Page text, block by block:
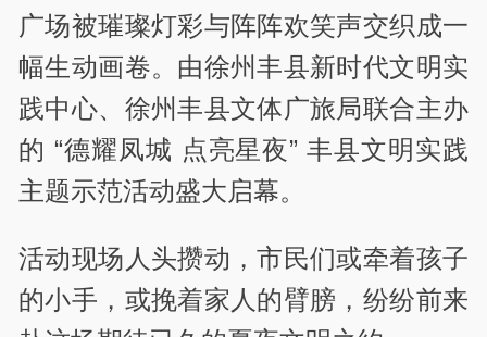
广场被璀璨灯彩与阵阵欢笑声交织成一
幅生动画卷。由徐州丰县新时代文明实
践中心、徐州丰县文体广旅局联合主办
的 “德耀凤城 点亮星夜” 丰县文明实践
主题示范活动盛大启幕。
活动现场人头攒动，市民们或牵着孩子
的小手，或挽着家人的臂膀，纷纷前来